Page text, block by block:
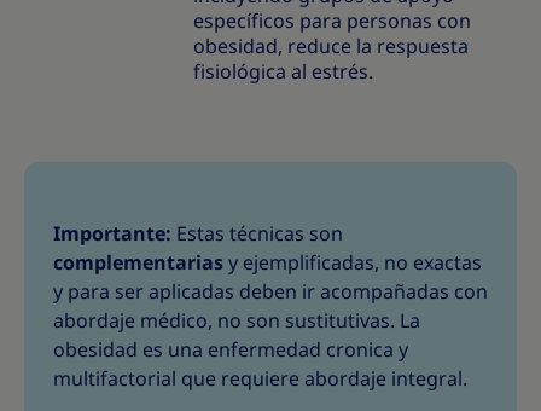
específicos para personas con
obesidad, reduce la respuesta
fisiológica al estrés.
Importante: Estas técnicas son
complementariasy ejemplificadas, no exactas
y para ser aplicadas deben ir acompañadas con
abordaje médico, no son sustitutivas. La
obesidad es una enfermedad cronica y
multifactorial que requiere abordaje integral.